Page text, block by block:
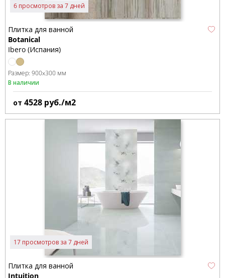
6 просмотров за 7 дней
Плитка для ванной
Botanical
Ibero (Испания)
Размер: 900x300 мм
В наличии
от 4528 руб./м2
17 просмотров за 7 дней
Плитка для ванной
Intuition